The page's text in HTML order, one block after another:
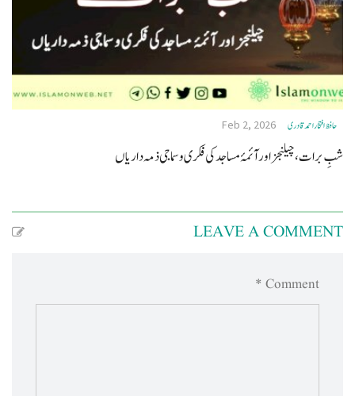
حافظ افتخاراحمدقادری Feb 2, 2026
شبِ برات، چیلنجز اور آئمۂ مساجد کی فکری و سماجی ذمہ داریاں
LEAVE A COMMENT
Comment *